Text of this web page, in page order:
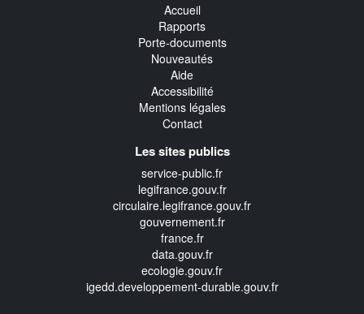
Accueil
Rapports
Porte-documents
Nouveautés
Aide
Accessibilité
Mentions légales
Contact
Les sites publics
service-public.fr
legifrance.gouv.fr
circulaire.legifrance.gouv.fr
gouvernement.fr
france.fr
data.gouv.fr
ecologie.gouv.fr
igedd.developpement-durable.gouv.fr